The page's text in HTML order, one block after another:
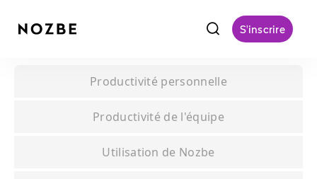
f S'inscrire
Productivité personnelle
Productivité de l'équipe
Utilisation de Nozbe